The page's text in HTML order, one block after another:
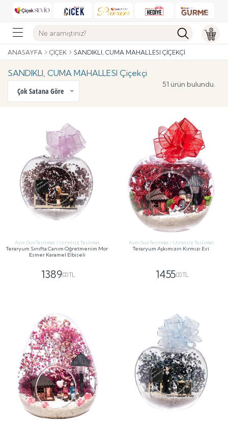
ANASAYFA ÇIÇEK SANDIKLI, CUMA MAHALLESI ÇIÇEKÇI
SANDIKLI, CUMA MAHALLESI Çiçekçi
Çok Satana Göre
51 ürün bulundu.
Aynı Gün Teslimat / Ücretsiz Teslimat
Teraryum Sınıfta Canım Öğretmenim Mor
Esmer Karamel Elbiseli
1389,00 TL
Aynı Gün Teslimat / Ücretsiz Teslimat
Teraryum Aşkımızın Kırmızı Evi
1455,00 TL